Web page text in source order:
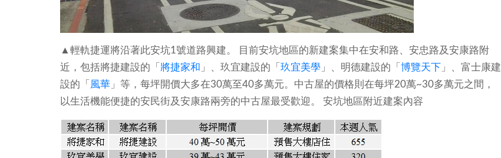
▲輕軌捷運將沿著此安坑1號道路興建。
目前安坑地區的新建案集中在安和路、安忠路及安康路附
近，包括將捷建設的「 將捷家和 」、玖宜建設的「 玖宜美學 」、明德建設的「 博覽天下 」、富士康建
設的「 風華 」等，每坪開價大多在30萬至40多萬元。中古屋的價格則在每坪20萬~30多萬元之間，
以生活機能便捷的安民街及安康路兩旁的中古屋最受歡迎。 安坑地區附近建案內容